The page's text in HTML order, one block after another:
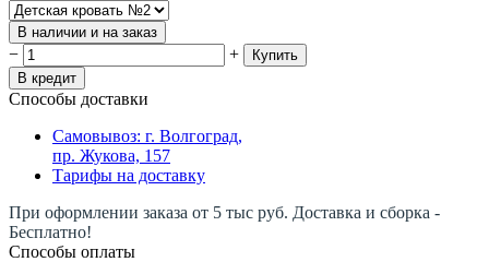
В наличии и на заказ
− +
Купить
В кредит
Способы доставки
Самовывоз: г. Волгоград,
пр. Жукова, 157
Тарифы на доставку
При оформлении заказа от 5 тыс руб. Доставка и сборка -
Бесплатно!
Способы оплаты